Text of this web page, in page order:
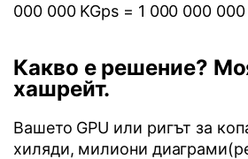
000 000 KGps = 1 000 000
Какво е решение?
хашрейт.
Вашето GPU или ригът за
хиляди, милиони